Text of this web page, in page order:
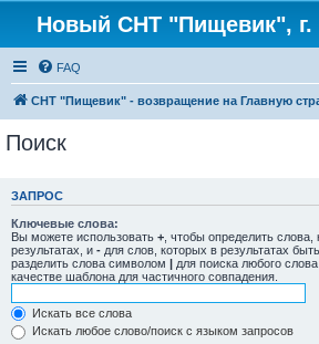
Новый СНТ "Пищевик", г.
FAQ
СНТ "Пищевик" - возвращение на Главную
Поиск
ЗАПРОС
Ключевые слова:
Вы можете использовать + , чтобы определить
результатах, и - для слов, которых в результатах
разделить слова символом | для поиска любого
качестве шаблона для частичного совпадения.
Искать все слова
Искать любое слово/поиск с языком запросов